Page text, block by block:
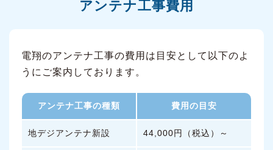
アンテナ工事費用
電翔のアンテナ工事の費用は目安として以下のよ
うにご案内しております。
アンテナ工事の種類 費用の目安
地デジアンテナ新設 44,000円（税込）～